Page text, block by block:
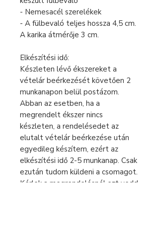
- Nemesacél szerelékek
- A fülbevaló teljes hossza 4,5 cm.
A karika átmérője 3 cm.
Elkészítési idő:
Készleten lévő ékszereket a
vételár beérkezését követően 2
munkanapon belül postázom.
Abban az esetben, ha a
megrendelt ékszer nincs
készleten, a rendelésedet az
elutalt vételár beérkezése után
egyedileg készítem, ezért az
elkészítési idő 2-5 munkanap. Csak
ezután tudom küldeni a csomagot.
Kérlek a megrendelésnél ezt vedd